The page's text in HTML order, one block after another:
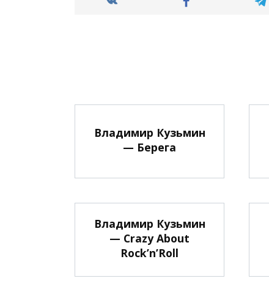
Владимир Кузьмин
— Берега
Владимир Кузьмин
— Crazy About
Rock’n’Roll